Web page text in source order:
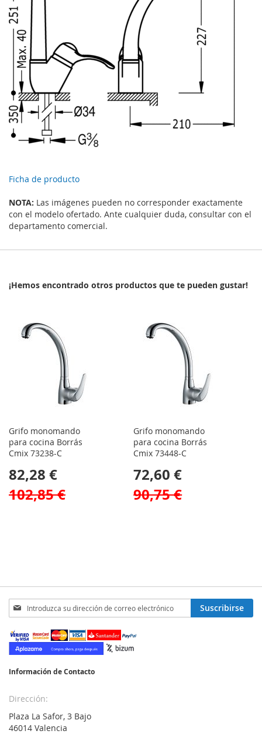
Ficha de producto
NOTA: Las imágenes pueden no corresponder exactamente
con el modelo ofertado. Ante cualquier duda, consultar con el
departamento comercial.
¡Hemos encontrado otros productos que te pueden gustar!
Grifo monomando
para cocina Borrás
Cmix 73238-C
82,28 €
102,85 €
Grifo monomando
para cocina Borrás
Cmix 73448-C
72,60 €
90,75 €
Inscríbase
a
nuestro
boletín
de
Suscribirse
Información de Contacto
Dirección:
Plaza La Safor, 3 Bajo
46014 Valencia